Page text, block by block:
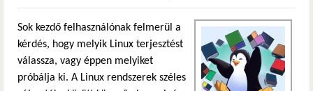
Sok kezdő felhasználónak felmerül a
kérdés, hogy melyik Linux terjesztést
válassza, vagy éppen melyiket
próbálja ki. A Linux rendszerek széles